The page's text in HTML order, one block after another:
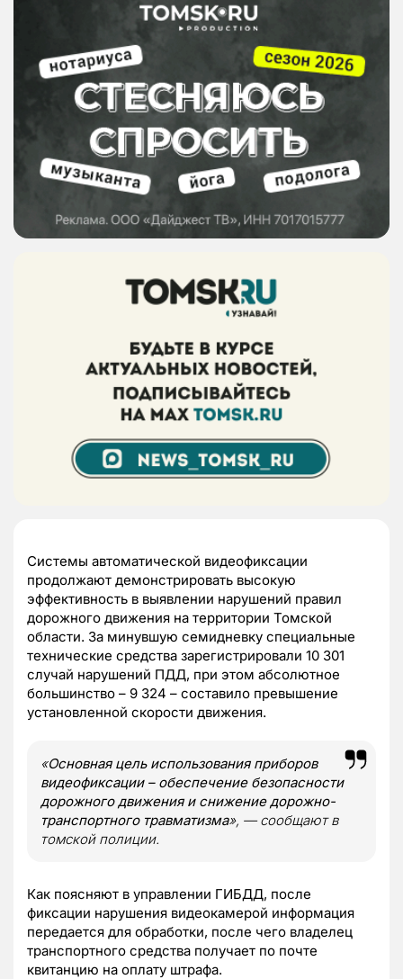
Системы автоматической видеофиксации
продолжают демонстрировать высокую
эффективность в выявлении нарушений правил
дорожного движения на территории Томской
области. За минувшую семидневку специальные
технические средства зарегистрировали 10 301
случай нарушений ПДД, при этом абсолютное
большинство – 9 324 – составило превышение
установленной скорости движения.
«Основная цель использования приборов
видеофиксации – обеспечение безопасности
дорожного движения и снижение дорожно-
транспортного травматизма», — сообщают в
томской полиции.
Как поясняют в управлении ГИБДД, после
фиксации нарушения видеокамерой информация
передается для обработки, после чего владелец
транспортного средства получает по почте
квитанцию на оплату штрафа.